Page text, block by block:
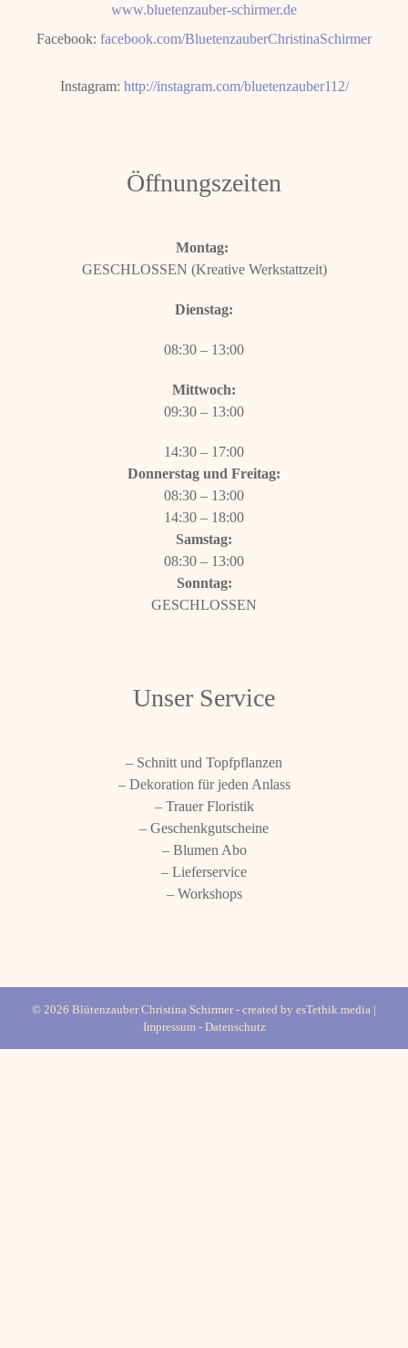
www.bluetenzauber-schirmer.de
Facebook: facebook.com/BluetenzauberChristinaSchirmer
Instagram: http://instagram.com/bluetenzauber112/
Öffnungszeiten
Montag:
GESCHLOSSEN (Kreative Werkstattzeit)
Dienstag:
08:30 – 13:00
Mittwoch:
09:30 – 13:00
14:30 – 17:00
Donnerstag und Freitag:
08:30 – 13:00
14:30 – 18:00
Samstag:
08:30 – 13:00
Sonntag:
GESCHLOSSEN
Unser Service
– Schnitt und Topfpflanzen
– Dekoration für jeden Anlass
– Trauer Floristik
– Geschenkgutscheine
– Blumen Abo
– Lieferservice
– Workshops
© 2026 Blütenzauber Christina Schirmer - created by esTethik.media |
Impressum- Datenschutz